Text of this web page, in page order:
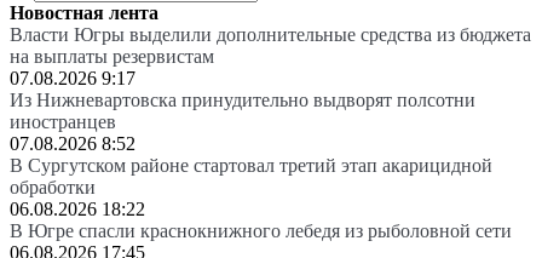
Новостная лента
Власти Югры выделили дополнительные средства из бюджета
на выплаты резервистам
07.08.2026 9:17
Из Нижневартовска принудительно выдворят полсотни
иностранцев
07.08.2026 8:52
В Сургутском районе стартовал третий этап акарицидной
обработки
06.08.2026 18:22
В Югре спасли краснокнижного лебедя из рыболовной сети
06.08.2026 17:45